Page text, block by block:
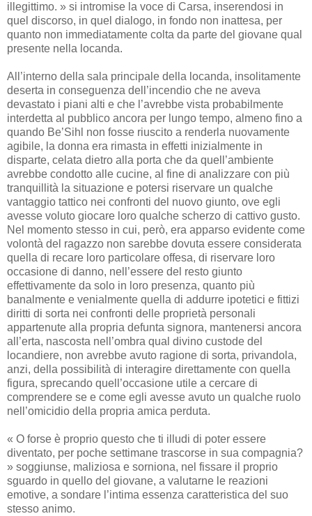
illegittimo. » si intromise la voce di Carsa, inserendosi in
quel discorso, in quel dialogo, in fondo non inattesa, per
quanto non immediatamente colta da parte del giovane qual
presente nella locanda.
All’interno della sala principale della locanda, insolitamente
deserta in conseguenza dell’incendio che ne aveva
devastato i piani alti e che l’avrebbe vista probabilmente
interdetta al pubblico ancora per lungo tempo, almeno fino a
quando Be’Sihl non fosse riuscito a renderla nuovamente
agibile, la donna era rimasta in effetti inizialmente in
disparte, celata dietro alla porta che da quell’ambiente
avrebbe condotto alle cucine, al fine di analizzare con più
tranquillità la situazione e potersi riservare un qualche
vantaggio tattico nei confronti del nuovo giunto, ove egli
avesse voluto giocare loro qualche scherzo di cattivo gusto.
Nel momento stesso in cui, però, era apparso evidente come
volontà del ragazzo non sarebbe dovuta essere considerata
quella di recare loro particolare offesa, di riservare loro
occasione di danno, nell’essere del resto giunto
effettivamente da solo in loro presenza, quanto più
banalmente e venialmente quella di addurre ipotetici e fittizi
diritti di sorta nei confronti delle proprietà personali
appartenute alla propria defunta signora, mantenersi ancora
all’erta, nascosta nell’ombra qual divino custode del
locandiere, non avrebbe avuto ragione di sorta, privandola,
anzi, della possibilità di interagire direttamente con quella
figura, sprecando quell’occasione utile a cercare di
comprendere se e come egli avesse avuto un qualche ruolo
nell’omicidio della propria amica perduta.
« O forse è proprio questo che ti illudi di poter essere
diventato, per poche settimane trascorse in sua compagnia?
» soggiunse, maliziosa e sorniona, nel fissare il proprio
sguardo in quello del giovane, a valutarne le reazioni
emotive, a sondare l’intima essenza caratteristica del suo
stesso animo.